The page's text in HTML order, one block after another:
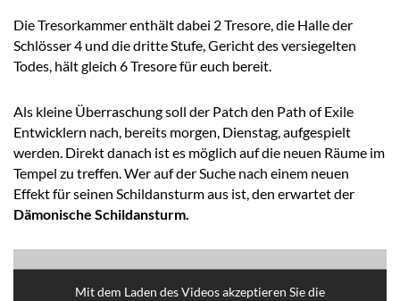
Die Tresorkammer enthält dabei 2 Tresore, die Halle der
Schlösser 4 und die dritte Stufe, Gericht des versiegelten
Todes, hält gleich 6 Tresore für euch bereit.
Als kleine Überraschung soll der Patch den Path of Exile
Entwicklern nach, bereits morgen, Dienstag, aufgespielt
werden. Direkt danach ist es möglich auf die neuen Räume im
Tempel zu treffen. Wer auf der Suche nach einem neuen
Effekt für seinen Schildansturm aus ist, den erwartet der
Dämonische Schildansturm.
Mit dem Laden des Videos akzeptieren Sie die